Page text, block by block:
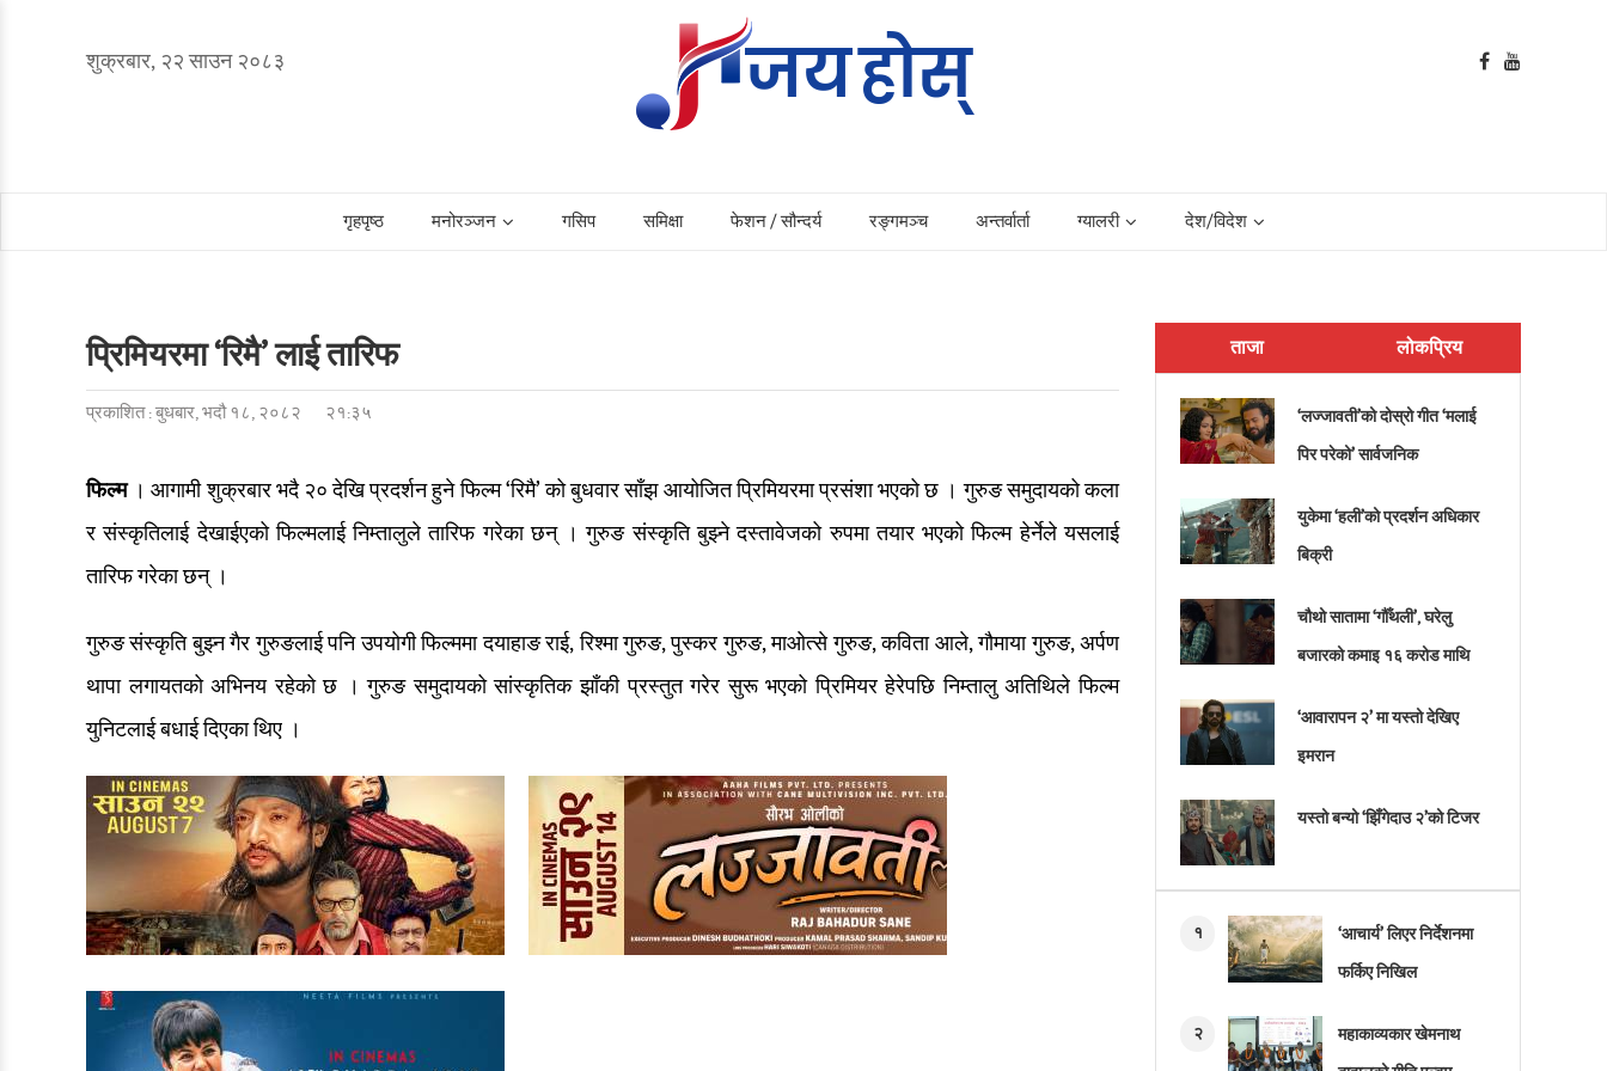
शुक्रबार, २२ साउन २०८३
गृहपृष्ठ मनोरञ्जन गसिप समिक्षा फेशन / सौन्दर्य रङ्गमञ्च अन्तर्वार्ता ग्यालरी देश/विदेश
प्रिमियरमा ‘रिमै’ लाई तारिफ
प्रकाशित : बुधबार, भदौ १८, २०८२ २१:३५
फिल्म। आगामी शुक्रबार भदै २० देखि प्रदर्शन हुने फिल्म ‘रिमै’ को बुधवार साँझ आयोजित प्रिमियरमा प्रसंशा भएको छ । गुरुङ समुदायको कला
र संस्कृतिलाई देखाईएको फिल्मलाई निम्तालुले तारिफ गरेका छन् । गुरुङ संस्कृति बुझ्ने दस्तावेजको रुपमा तयार भएको फिल्म हेर्नेले यसलाई
तारिफ गरेका छन् ।
गुरुङ संस्कृति बुझ्न गैर गुरुङलाई पनि उपयोगी फिल्ममा दयाहाङ राई, रिश्मा गुरुङ, पुस्कर गुरुङ, माओत्से गुरुङ, कविता आले, गौमाया गुरुङ, अर्पण
थापा लगायतको अभिनय रहेको छ । गुरुङ समुदायको सांस्कृतिक झाँकी प्रस्तुत गरेर सुरू भएको प्रिमियर हेरेपछि निम्तालु अतिथिले फिल्म
युनिटलाई बधाई दिएका थिए ।
ताजा लोकप्रिय
‘लज्जावती’को दोस्रो गीत ‘मलाई
पिर परेको’ सार्वजनिक
युकेमा ‘हली’को प्रदर्शन अधिकार
बिक्री
चौथो सातामा ‘गौँथली’, घरेलु
बजारको कमाइ १६ करोड माथि
‘आवारापन २’ मा यस्तो देखिए
इमरान
यस्तो बन्यो ‘झिँगेदाउ २’को टिजर
१
‘आचार्य’ लिएर निर्देशनमा
फर्किए निखिल
२
महाकाव्यकार खेमनाथ